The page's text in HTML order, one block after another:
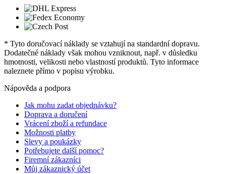
* Tyto doručovací náklady se vztahují na standardní dopravu.
Dodatečné náklady však mohou vzniknout, např. v důsledku
hmotnosti, velikosti nebo vlastností produktů. Tyto informace
naleznete přímo v popisu výrobku.
Nápověda a podpora
Jak mohu zadat objednávku?
Doprava a doručení
Vrácení zboží a refundace
Možnosti platby
Slevy a poukázky
Potřebujete další pomoc?
Firemní zákazníci
Můj zákaznický účet